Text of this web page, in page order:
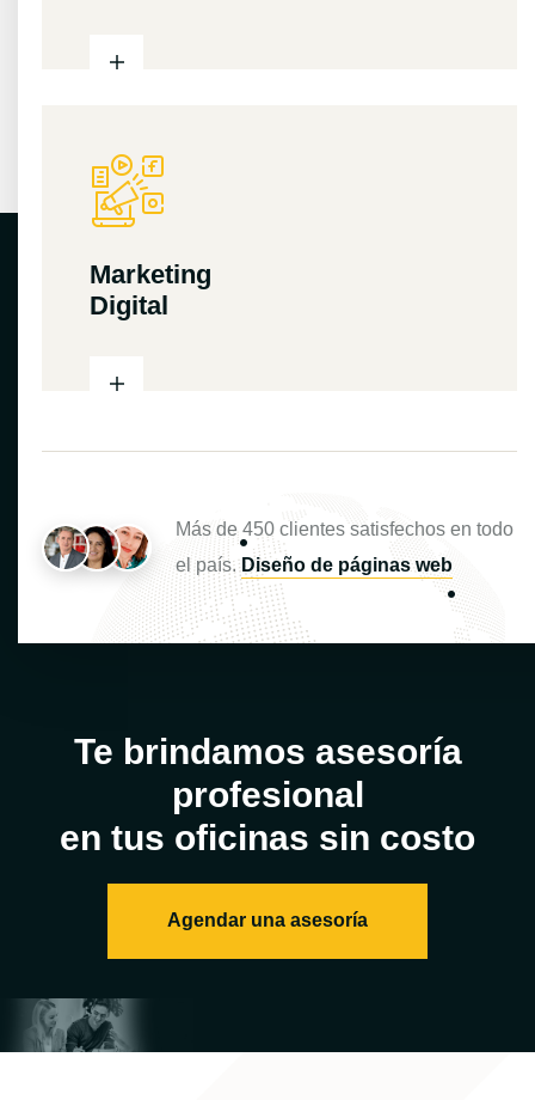
Marketing
Digital
Más de 450 clientes satisfechos en todo
el país. Diseño de páginas web
Te brindamos asesoría
profesional
en tus oficinas sin costo
Agendar una asesoría